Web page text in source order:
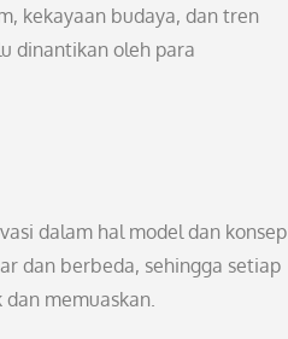
kekayaan budaya, dan tren
dinantikan oleh para
dalam hal model dan konsep
dan berbeda, sehingga setiap
memuaskan.